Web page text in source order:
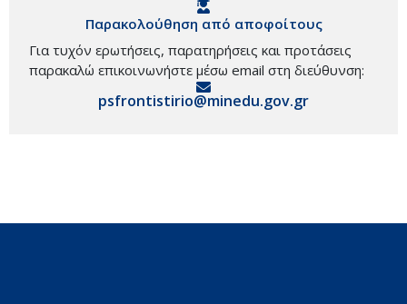
Παρακολούθηση από αποφοίτους
Για τυχόν ερωτήσεις, παρατηρήσεις και προτάσεις
παρακαλώ επικοινωνήστε μέσω email στη διεύθυνση:
psfrontistirio@minedu.gov.gr